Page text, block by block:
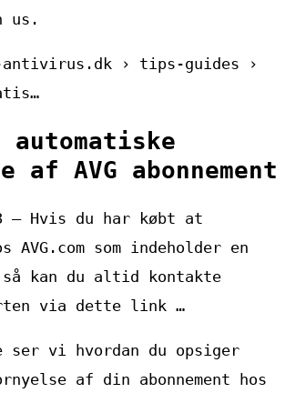
us.
› tips-guides ›
automatiske
af AVG abonnement
— Hvis du har købt at
AVG.com som indeholder en
så kan du altid kontakte
via dette link …
ser vi hvordan du opsiger
af din abonnement hos